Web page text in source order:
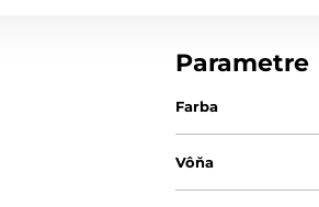
Parametre
Farba
Vôňa